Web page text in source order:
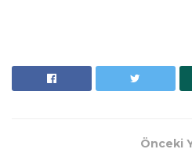
Önceki